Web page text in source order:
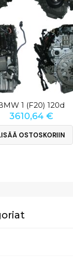
1 (F20) 120d
3610,64 €
OSTOSKORIIN